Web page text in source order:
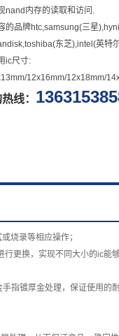
nand内存的读取和访问.
的品牌htc,samsung(三星
东芝),intel(英特
ic尺寸:
12x16mm/12x18mm/
线：
烧录等相应操作；
更换，实现不同大小的ic能
镀厚金处理，保证使用的耐